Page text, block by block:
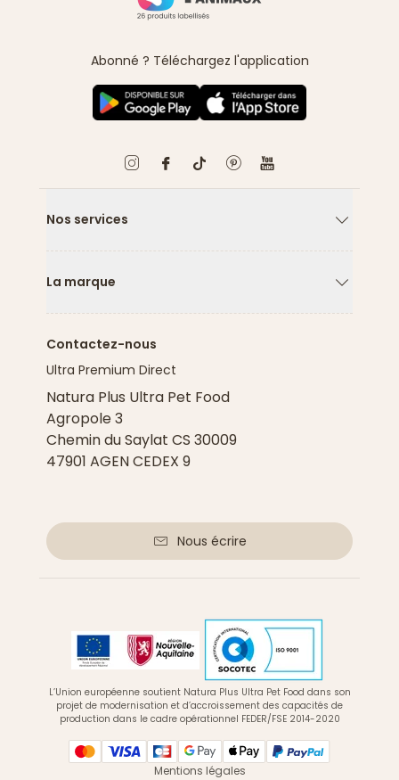
Abonné ? Téléchargez l'application
Nos services
La marque
Contactez-nous
Ultra Premium Direct
Natura Plus Ultra Pet Food
Agropole 3
Chemin du Saylat CS 30009
47901 AGEN CEDEX 9
Nous écrire
L’Union européenne soutient Natura Plus Ultra Pet Food dans son
projet de modernisation et d’accroissement des capacités de
production dans le cadre opérationnel FEDER/FSE 2014-2020
Mentions légales